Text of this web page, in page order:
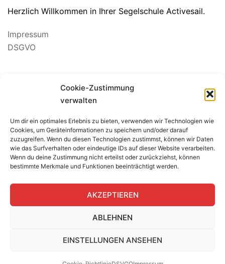
Cookie-Zustimmung
verwalten
Um dir ein optimales Erlebnis zu bieten, verwenden wir Technologien wie
Cookies, um Geräteinformationen zu speichern und/oder darauf
zuzugreifen. Wenn du diesen Technologien zustimmst, können wir Daten
wie das Surfverhalten oder eindeutige IDs auf dieser Website verarbeiten.
Wenn du deine Zustimmung nicht erteilst oder zurückziehst, können
bestimmte Merkmale und Funktionen beeinträchtigt werden.
AKZEPTIEREN
ABLEHNEN
EINSTELLUNGEN ANSEHEN
Herzlich Willkommen in Ihrer Segelschule Activesail.
Impressum
DSGVO
BEWERTUNG SEGELSCHULE